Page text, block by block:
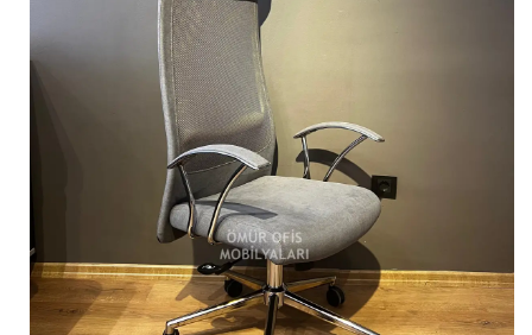
Makam Koltukları
Misafir Koltukları